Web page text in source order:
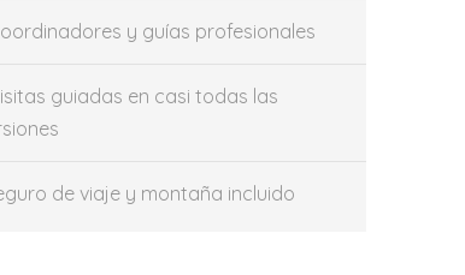
y guías profesionales
guiadas en casi todas las
de viaje y montaña incluido